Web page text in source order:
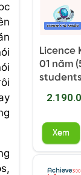
Licence
01 năm
Xem